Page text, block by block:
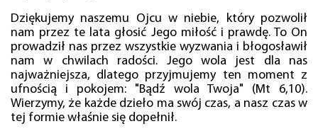
Dziękujemy naszemu Ojcu w niebie, który pozwolił
nam przez te lata głosić Jego miłość i prawdę. To On
prowadził nas przez wszystkie wyzwania i błogosławił
nam w chwilach radości. Jego wola jest dla nas
najważniejsza, dlatego przyjmujemy ten moment z
ufnością i pokojem: "Bądź wola Twoja" (Mt 6,10).
Wierzymy, że każde dzieło ma swój czas, a nasz czas w
tej formie właśnie się dopełnił.